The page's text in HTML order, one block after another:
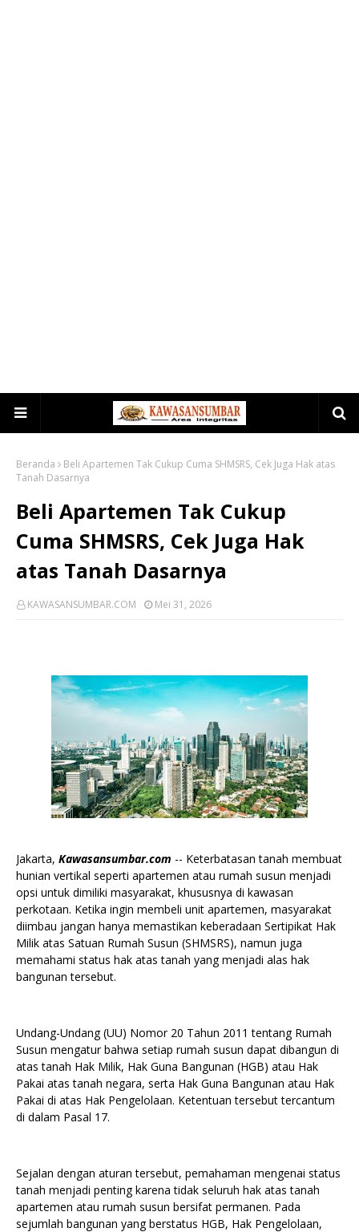
Beranda
Beli Apartemen Tak Cukup Cuma SHMSRS, Cek Juga Hak atas
Tanah Dasarnya
Beli Apartemen Tak Cukup
Cuma SHMSRS, Cek Juga Hak
atas Tanah Dasarnya
KAWASANSUMBAR.COM Mei 31, 2026
Jakarta, Kawasansumbar.com -- Keterbatasan tanah membuat
hunian vertikal seperti apartemen atau rumah susun menjadi
opsi untuk dimiliki masyarakat, khususnya di kawasan
perkotaan. Ketika ingin membeli unit apartemen, masyarakat
diimbau jangan hanya memastikan keberadaan Sertipikat Hak
Milik atas Satuan Rumah Susun (SHMSRS), namun juga
memahami status hak atas tanah yang menjadi alas hak
bangunan tersebut.
Undang-Undang (UU) Nomor 20 Tahun 2011 tentang Rumah
Susun mengatur bahwa setiap rumah susun dapat dibangun di
atas tanah Hak Milik, Hak Guna Bangunan (HGB) atau Hak
Pakai atas tanah negara, serta Hak Guna Bangunan atau Hak
Pakai di atas Hak Pengelolaan. Ketentuan tersebut tercantum
di dalam Pasal 17.
Sejalan dengan aturan tersebut, pemahaman mengenai status
tanah menjadi penting karena tidak seluruh hak atas tanah
apartemen atau rumah susun bersifat permanen. Pada
sejumlah bangunan yang berstatus HGB, Hak Pengelolaan,